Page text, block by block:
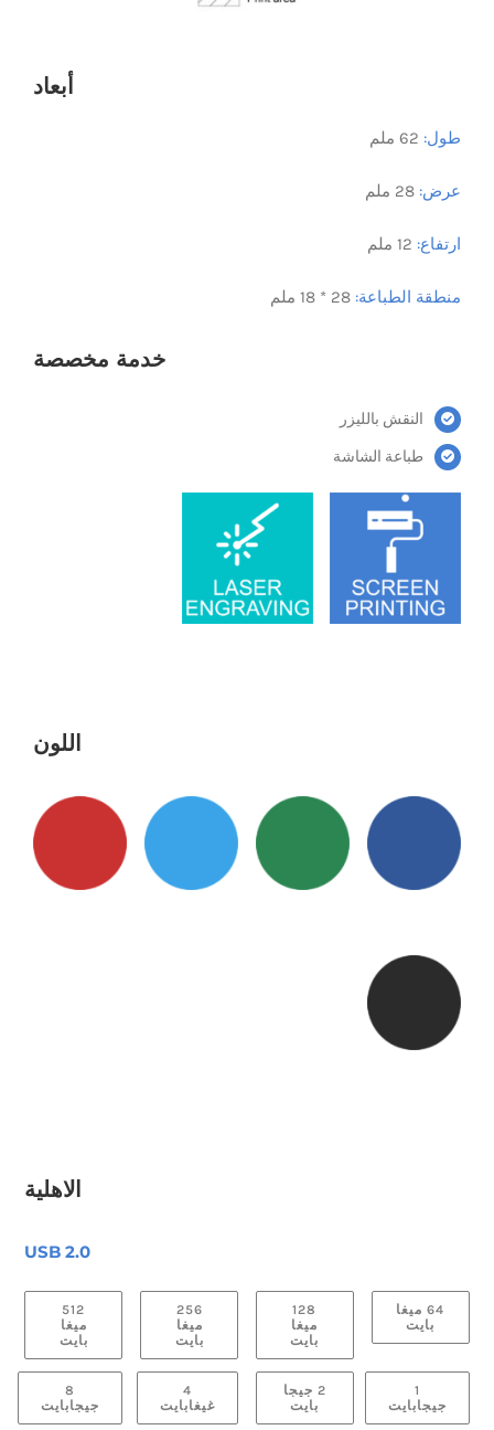
أبعاد
طول: 62 ملم
عرض: 28 ملم
ارتفاع: 12 ملم
منطقة الطباعة: 28 * 18 ملم
خدمة مخصصة
النقش بالليزر
طباعة الشاشة
اللون
الاهلية
USB 2.0
64 ميغا
بايت
128
ميغا
بايت
256
ميغا
بايت
512
ميغا
بايت
1
جيجابايت
2 جيجا
بايت
4
غيغابايت
8
جيجابايت